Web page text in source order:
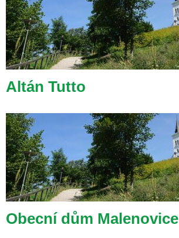
Altán Tutto
Obecní dům Malenovice